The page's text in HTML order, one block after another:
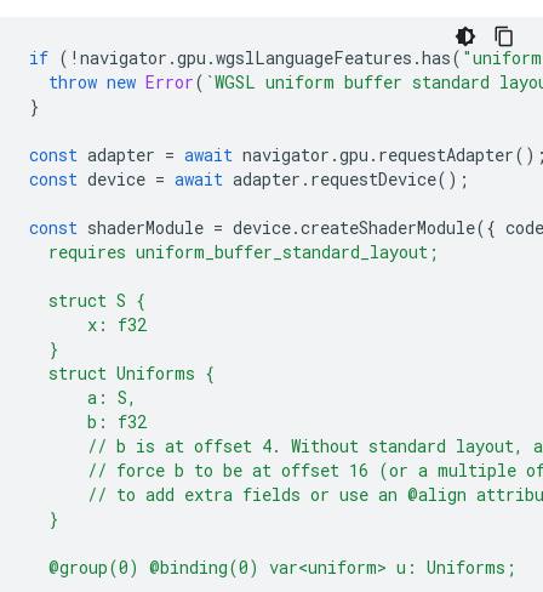
if ( ! navigator .gpu .wgslLanguageFeatures .has(
throw new Error( `WGSL uniform buffer standard
}
const adapter = await navigator .gpu . requestAdapter
const device = await adapter . requestDevice();
const shaderModule = device.createShaderModule({ code
  requires uniform_buffer_standard_layout;
  struct S {
      x: f32
  }
  struct Uniforms {
      a: S,
      b: f32
// b is at offset 4. Without standard layout,
// force b to be at offset 16 (or a multiple
// to add extra fields or use an @align
  }
  @group(0) @binding(0) var<uniform> u: Uniforms;